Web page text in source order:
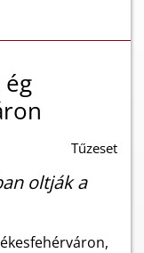
Tűzeset
oltják a